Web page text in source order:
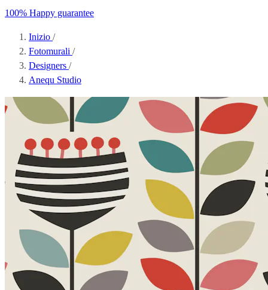
100% Happy guarantee
Inizio /
Fotomurali /
Designers /
Anequ Studio